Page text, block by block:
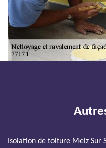
Isolation de toiture Melz Sur